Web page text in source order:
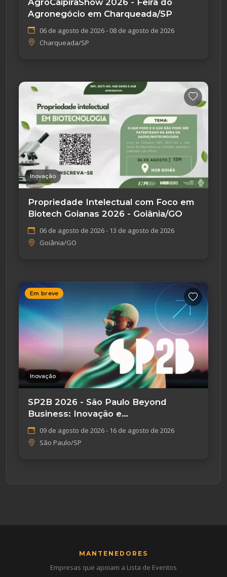
Agronegócio em Charqueada/SP
06 de agosto de 2026 - 08 de agosto de 2026
Charqueada/SP
Inovação
Propriedade Intelectual com Foco em
Biotech Goianas 2026 - Goiânia/GO
06 de agosto de 2026 - 13 de agosto de 2026
Goiânia/GO
Em breve
Inovação
SP2B 2026 - São Paulo Beyond
Business: Inovação e
Empreendedorismo
09 de agosto de 2026 - 16 de agosto de 2026
São Paulo/SP
MANTENEDORES
Empresas que apoiam a Lista de Eventos